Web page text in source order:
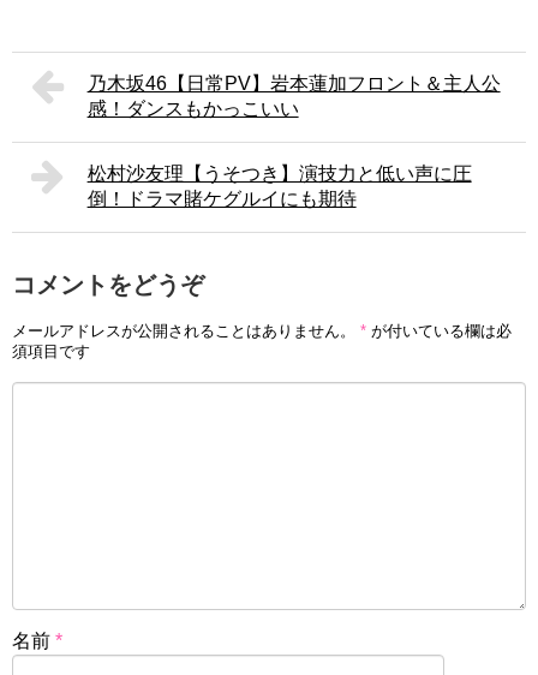
乃木坂46【日常PV】岩本蓮加フロント＆主人公
感！ダンスもかっこいい
松村沙友理【うそつき】演技力と低い声に圧
倒！ドラマ賭ケグルイにも期待
コメントをどうぞ
メールアドレスが公開されることはありません。 * が付いている欄は必
須項目です
名前 *